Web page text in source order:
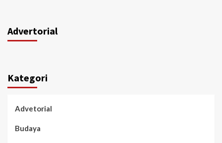
Advertorial
Kategori
Advetorial
Budaya